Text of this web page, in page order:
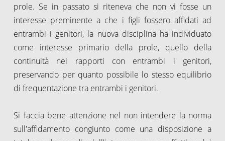
prole. Se in passato si riteneva che non vi fosse un
interesse preminente a che i figli fossero affidati ad
entrambi i genitori, la nuova disciplina ha individuato
come interesse primario della prole, quello della
continuità nei rapporti con entrambi i genitori,
preservando per quanto possibile lo stesso equilibrio
di frequentazione tra entrambi i genitori.
Si faccia bene attenzione nel non intendere la norma
sull'affidamento congiunto come una disposizione a